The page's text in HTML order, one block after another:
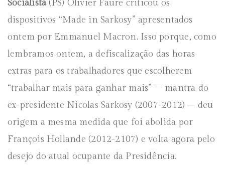
Socialista(PS) Olivier Faure criticou os
dispositivos “Made in Sarkosy” apresentados
ontem por Emmanuel Macron. Isso porque, como
lembramos ontem, a defiscalização das horas
extras para os trabalhadores que escolherem
“trabalhar mais para ganhar mais” – mantra do
ex-presidente Nicolas Sarkosy (2007-2012) – deu
origem a mesma medida que foi abolida por
François Hollande (2012-2107) e volta agora pelo
desejo do atual ocupante da Presidência.